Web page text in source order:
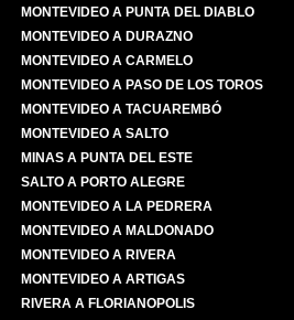
MONTEVIDEO A PUNTA DEL DIABLO
MONTEVIDEO A DURAZNO
MONTEVIDEO A CARMELO
MONTEVIDEO A PASO DE LOS TOROS
MONTEVIDEO A TACUAREMBÓ
MONTEVIDEO A SALTO
MINAS A PUNTA DEL ESTE
SALTO A PORTO ALEGRE
MONTEVIDEO A LA PEDRERA
MONTEVIDEO A MALDONADO
MONTEVIDEO A RIVERA
MONTEVIDEO A ARTIGAS
RIVERA A FLORIANOPOLIS